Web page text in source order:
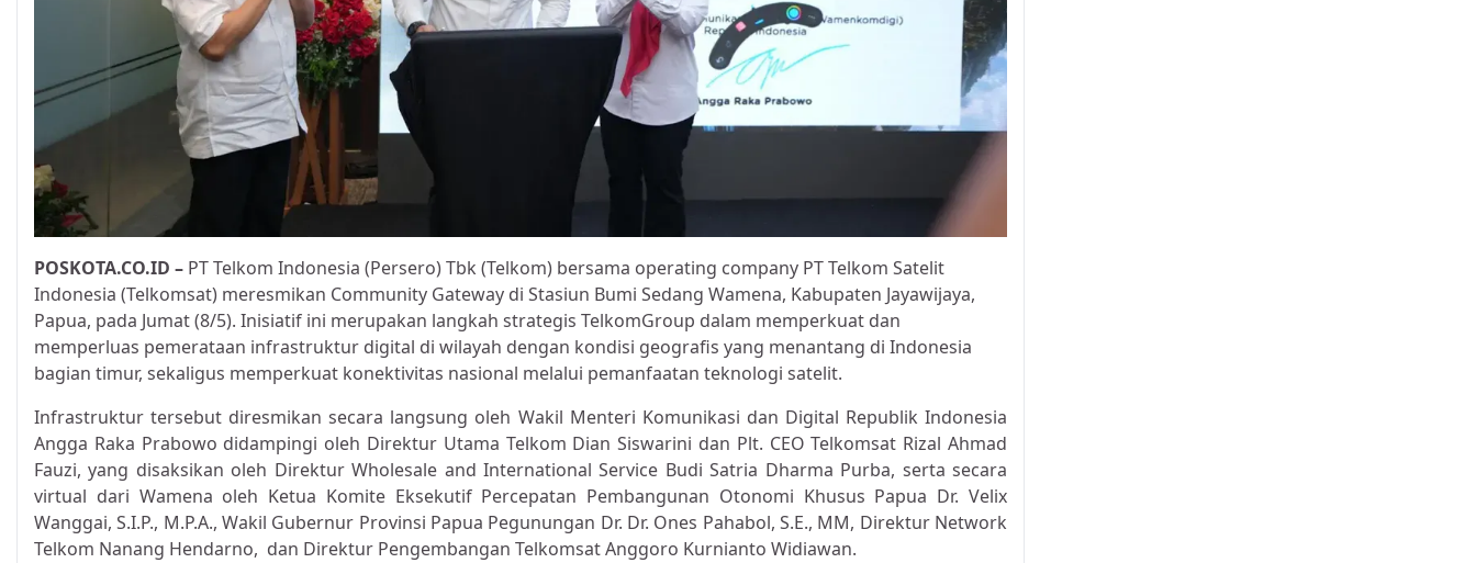
POSKOTA.CO.ID – PT Telkom Indonesia (Persero) Tbk (Telkom) bersama operating company PT Telkom Satelit
Indonesia (Telkomsat) meresmikan Community Gateway di Stasiun Bumi Sedang Wamena, Kabupaten Jayawijaya,
Papua, pada Jumat (8/5). Inisiatif ini merupakan langkah strategis TelkomGroup dalam memperkuat dan
memperluas pemerataan infrastruktur digital di wilayah dengan kondisi geografis yang menantang di Indonesia
bagian timur, sekaligus memperkuat konektivitas nasional melalui pemanfaatan teknologi satelit.
Infrastruktur tersebut diresmikan secara langsung oleh Wakil Menteri Komunikasi dan Digital Republik Indonesia
Angga Raka Prabowo didampingi oleh Direktur Utama Telkom Dian Siswarini dan Plt. CEO Telkomsat Rizal Ahmad
Fauzi, yang disaksikan oleh Direktur Wholesale and International Service Budi Satria Dharma Purba, serta secara
virtual dari Wamena oleh Ketua Komite Eksekutif Percepatan Pembangunan Otonomi Khusus Papua Dr. Velix
Wanggai, S.I.P., M.P.A., Wakil Gubernur Provinsi Papua Pegunungan Dr. Dr. Ones Pahabol, S.E., MM, Direktur Network
Telkom Nanang Hendarno, dan Direktur Pengembangan Telkomsat Anggoro Kurnianto Widiawan.